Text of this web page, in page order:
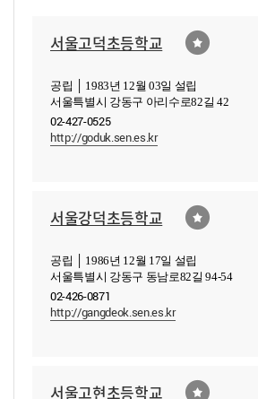
서울고덕초등학교
공립 │ 1983년 12월 03일 설립
서울특별시 강동구 아리수로82길 42
02-427-0525
http://goduk.sen.es.kr
서울강덕초등학교
공립 │ 1986년 12월 17일 설립
서울특별시 강동구 동남로82길 94-54
02-426-0871
http://gangdeok.sen.es.kr
서울고현초등학교